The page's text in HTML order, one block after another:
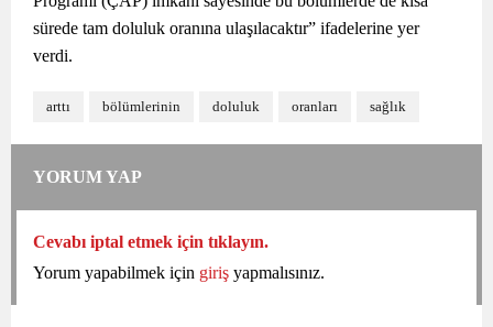
sürede tam doluluk oranına ulaşılacaktır” ifadelerine yer
verdi.
arttı bölümlerinin doluluk oranları sağlık
YORUM YAP
Cevabı iptal etmek için tıklayın.
Yorum yapabilmek için giriş yapmalısınız.